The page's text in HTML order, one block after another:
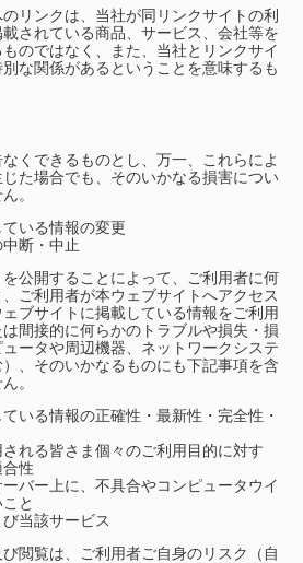
リンクは、当社が同リンクサイトの利
されている商品、サービス、会社等を
のではなく、また、当社とリンクサイ
別な関係があるということを意味するも
くできるものとし、万一、これらによ
た場合でも、そのいかなる損害につい
。
いる情報の変更
断・中止
公開することによって、ご利用者に何
ご利用者が本ウェブサイトへアクセス
ブサイトに掲載している情報をご利用
間接的に何らかのトラブルや損失・損
ータや周辺機器、ネットワークシステ
、そのいかなるものにも下記事項を含
。
いる情報の正確性・最新性・完全性・
れる皆さま個々のご利用目的に対す
性
バー上に、不具合やコンピュータウイ
と
当該サービス
閲覧は、ご利用者ご自身のリスク（自